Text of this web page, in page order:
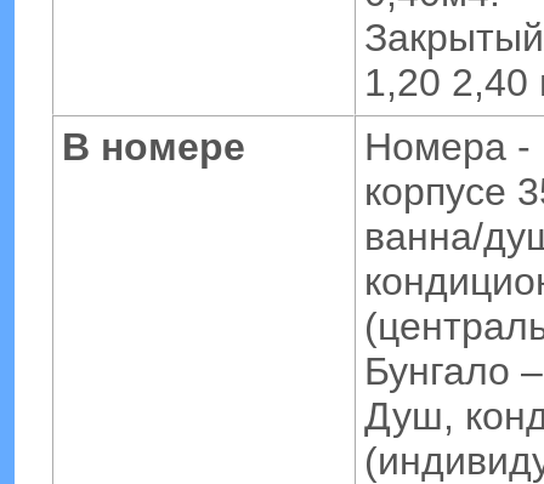
1,20 2,40
В номере
Номера -
корпусе
ванна/
Бунгало
Душ,